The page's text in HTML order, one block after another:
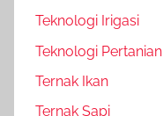
Teknologi Irigasi
Teknologi Pertanian
Ternak Ikan
Ternak Sapi